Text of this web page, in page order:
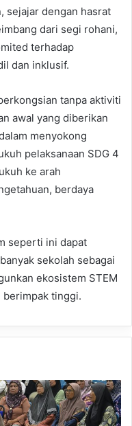
sejajar dengan hasrat
dari segi rohani,
terhadap
dan inklusif.
tanpa aktiviti
awal yang diberikan
menyokong
pelaksanaan SDG 4
ke arah
berdaya
seperti ini dapat
sekolah sebagai
ekosistem STEM
berimpak tinggi.